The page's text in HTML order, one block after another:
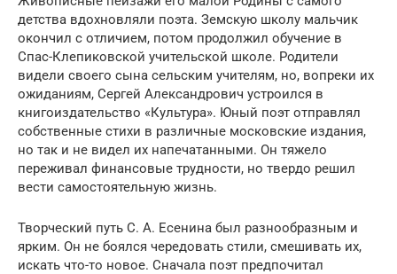
детства вдохновляли поэта. Земскую школу мальчик
окончил с отличием, потом продолжил обучение в
Спас-Клепиковской учительской школе. Родители
видели своего сына сельским учителям, но, вопреки их
ожиданиям, Сергей Александрович устроился в
книгоиздательство «Культура». Юный поэт отправлял
собственные стихи в различные московские издания,
но так и не видел их напечатанными. Он тяжело
переживал финансовые трудности, но твердо решил
вести самостоятельную жизнь.
Творческий путь С. А. Есенина был разнообразным и
ярким. Он не боялся чередовать стили, смешивать их,
искать что-то новое. Сначала поэт предпочитал